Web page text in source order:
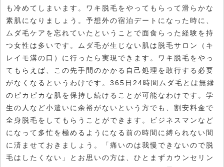
も冷めてしまいます。ワキ脱毛をやってもらって滑らかな
素肌になりましょう。予想外の宿泊デートになった時に、
ムダ毛ケアを忘れていたということで面食らった経験を持
つ女性は多いです。ムダ毛が生じない肌は脱毛サロン（キ
レイモ溝の口）に行ったら実現できます。ワキ脱毛をやっ
てもらえば、この先手間のかかる自己処理を敢行する必要
がなくなるというわけです。365日24時間ムダ毛とは無縁
のピカピカな肌を保持し続けることが可能なわけです。学
生の人など小遣いに余裕がないという方でも、割安料金で
全身脱毛をしてもらうことができます。ビジネスマンなど
になって多忙を極めるようになる前の時間に縛られない間
に済ませておきましょう。「痛いのは我慢できないので脱
毛はしたくない」とお思いの方は、ひとまずカウンセリン